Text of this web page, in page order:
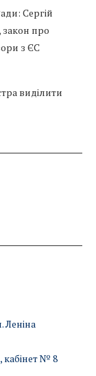
Сергій
про
з ЄС
виділити
Леніна
№ 8